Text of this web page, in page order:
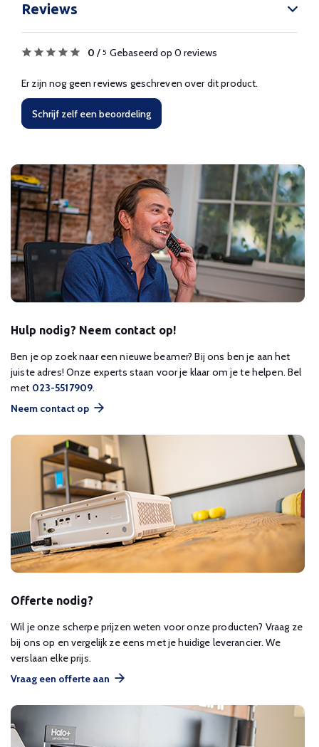
Reviews
0 / 5 Gebaseerd op 0 reviews
Er zijn nog geen reviews geschreven over dit product.
Schrijf zelf een beoordeling
Hulp nodig? Neem contact op!
Ben je op zoek naar een nieuwe beamer? Bij ons ben je aan het
juiste adres! Onze experts staan voor je klaar om je te helpen. Bel
met 023-5517909.
Neem contact op
Offerte nodig?
Wil je onze scherpe prijzen weten voor onze producten? Vraag ze
bij ons op en vergelijk ze eens met je huidige leverancier. We
verslaan elke prijs.
Vraag een offerte aan